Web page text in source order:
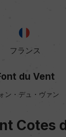
フランス
du Vent
ン・デュ・ヴァン
Cotes